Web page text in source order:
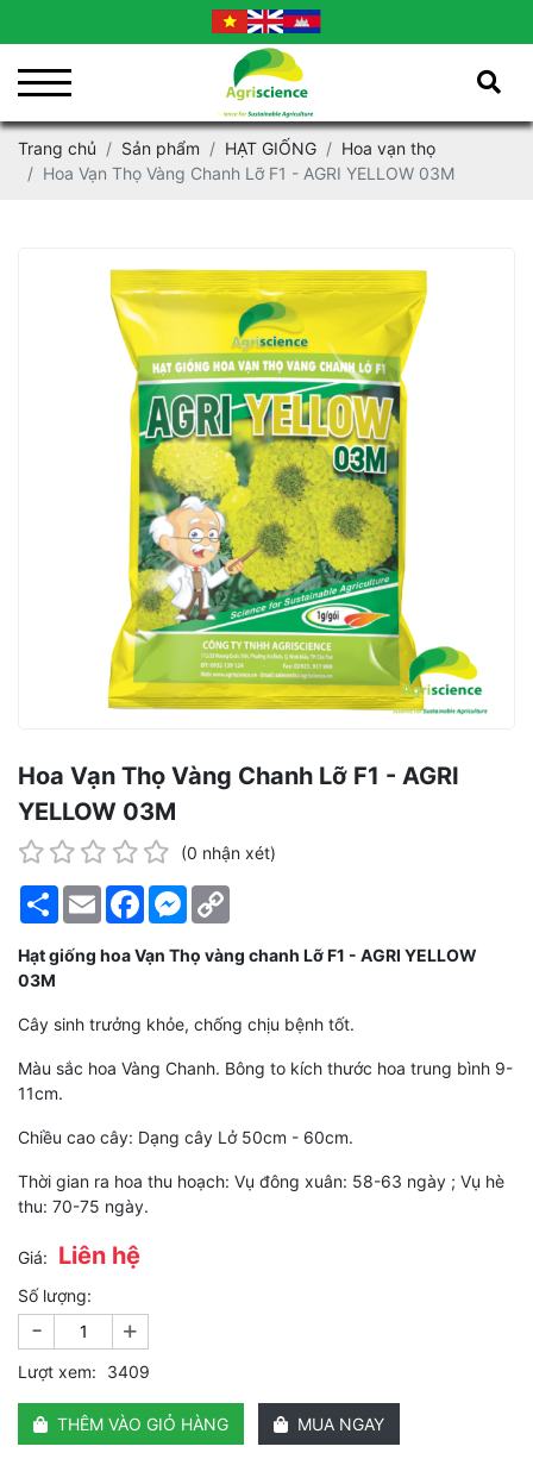
Trang chủ Sản phẩm HẠT GIỐNG
Hoa vạn thọ
Hoa Vạn Thọ Vàng Chanh Lỡ F1 - AGRI YELLOW 03M
Hoa Vạn Thọ Vàng Chanh Lỡ F1 - AGRI
YELLOW 03M
(0 nhận xét)
Share Email FacebookMessenger
Hạt giống hoa Vạn Thọ vàng chanh Lỡ F1 - AGRI YELLOW
03M
Cây sinh trưởng khỏe, chống chịu bệnh tốt.
Màu sắc hoa Vàng Chanh. Bông to kích thước hoa trung bình 9-
11cm.
Chiều cao cây: Dạng cây Lở 50cm - 60cm.
Thời gian ra hoa thu hoạch: Vụ đông xuân: 58-63 ngày ; Vụ hè
thu: 70-75 ngày.
Giá: Liên hệ
Số lượng:
- +
Lượt xem: 3409
THÊM VÀO GIỎ HÀNG MUA NGAY